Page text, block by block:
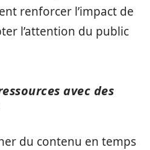
renforcer l’impact de
l’attention du public
avec des
du contenu en temps